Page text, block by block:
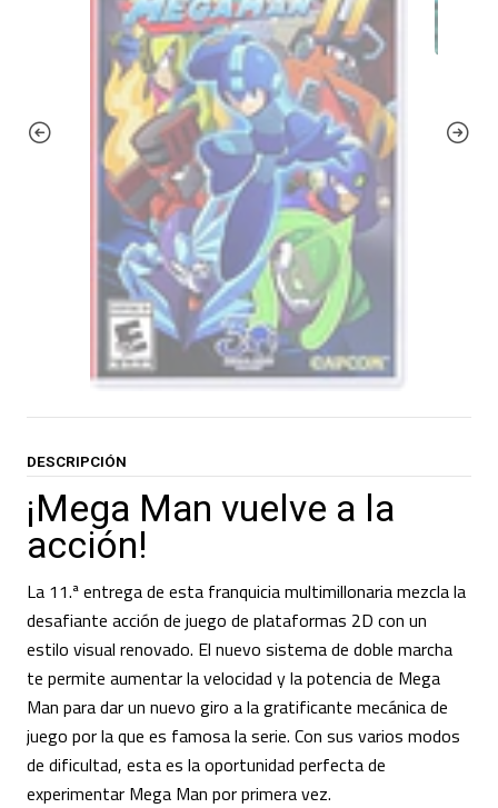
DESCRIPCIÓN
¡Mega Man vuelve a la
acción!
La 11.ª entrega de esta franquicia multimillonaria mezcla la
desafiante acción de juego de plataformas 2D con un
estilo visual renovado. El nuevo sistema de doble marcha
te permite aumentar la velocidad y la potencia de Mega
Man para dar un nuevo giro a la gratificante mecánica de
juego por la que es famosa la serie. Con sus varios modos
de dificultad, esta es la oportunidad perfecta de
experimentar Mega Man por primera vez.